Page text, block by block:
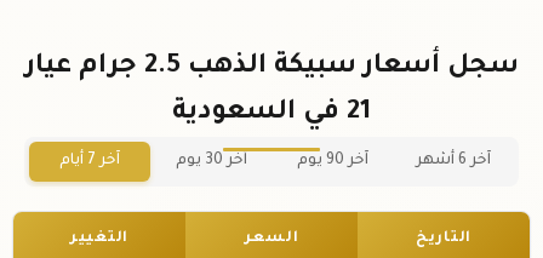
سجل أسعار سبيكة الذهب 2.5 جرام عيار
21 في السعودية
آخر 6 أشهر آخر 90 يوم آخر 30 يوم آخر 7 أيام
التاريخ السعر التغيير